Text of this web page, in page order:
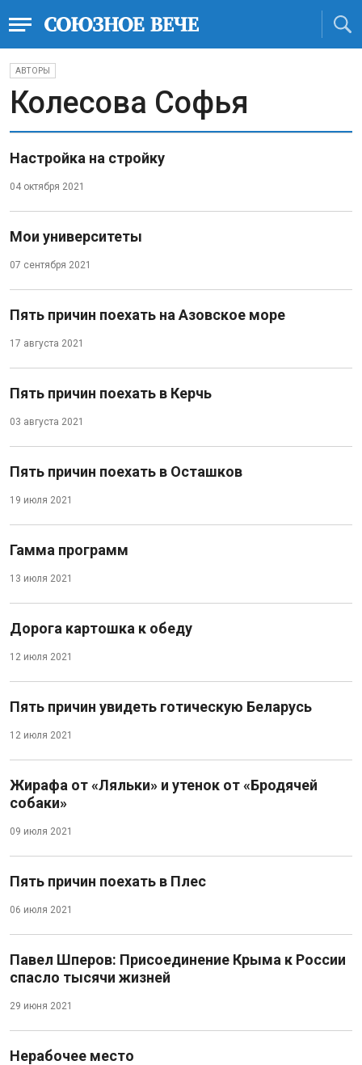
АВТОРЫ
Колесова Софья
Настройка на стройку
04 октября 2021
Мои университеты
07 сентября 2021
Пять причин поехать на Азовское море
17 августа 2021
Пять причин поехать в Керчь
03 августа 2021
Пять причин поехать в Осташков
19 июля 2021
Гамма программ
13 июля 2021
Дорога картошка к обеду
12 июля 2021
Пять причин увидеть готическую Беларусь
12 июля 2021
Жирафа от «Ляльки» и утенок от «Бродячей
собаки»
09 июля 2021
Пять причин поехать в Плес
06 июля 2021
Павел Шперов: Присоединение Крыма к России
спасло тысячи жизней
29 июня 2021
Нерабочее место